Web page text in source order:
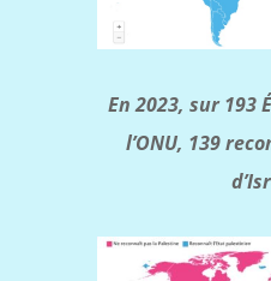
En 2023, sur 193
l’ONU, 139